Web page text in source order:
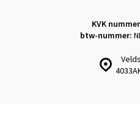
KVK
btw-nummer: